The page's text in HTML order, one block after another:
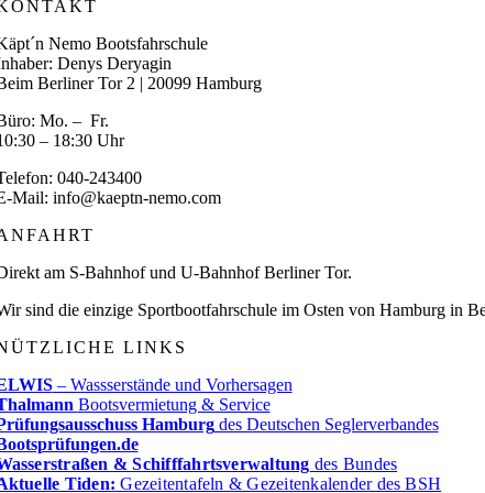
Nemo Bootsfahrschule
Denys Deryagin
Berliner Tor 2 | 20099 Hamburg
Mo. – Fr.
– 18:30 Uhr
040-243400
Mail: info@kaeptn-nemo.com
am S-Bahnhof und U-Bahnhof Berliner Tor.
sind die einzige Sportbootfahrschule im Osten von Hamburg in
LINKS
– Wassserstände und Vorhersagen
Bootsvermietung & Service
Hamburgdes Deutschen Seglerverbandes
& Schifffahrtsverwaltung des Bundes
Tiden: Gezeitentafeln & Gezeitenkalender des BSH